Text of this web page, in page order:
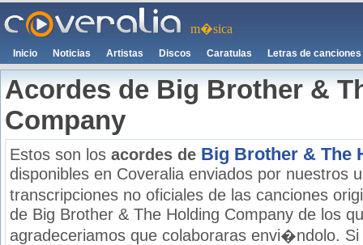
m�sica
Inicio Noticias Artistas Discos Caratulas Letras de canciones
Acordes de Big Brother &
Company
Estos son los acordes de Big Brother & The
disponibles en Coveralia enviados por nuestros
transcripciones no oficiales de las canciones
de Big Brother & The Holding Company de los
agradeceriamos que colaboraras envi�ndolo.